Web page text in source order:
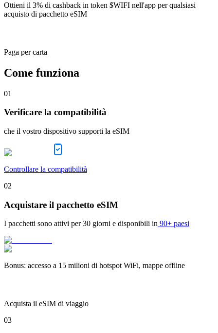
Ottieni il 3% di cashback in token $WIFI nell'app per qualsiasi
acquisto di pacchetto eSIM
Paga per carta
Come funziona
01
Verificare la compatibilità
che il vostro dispositivo supporti la eSIM
Controllare la compatibilità
02
Acquistare il pacchetto eSIM
I pacchetti sono attivi per 30 giorni e disponibili in 90+ paesi
Bonus: accesso a 15 milioni di hotspot WiFi, mappe offline
Acquista il eSIM di viaggio
03